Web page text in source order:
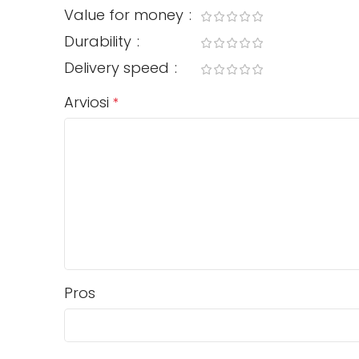
Value for money
Durability
Delivery speed
Arviosi *
Pros